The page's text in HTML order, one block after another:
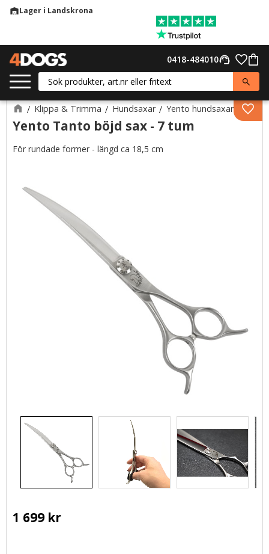
warehouseLager i Landskrona
support_agent
0418-484010
Klippa & Trimma Hundsaxar Yento hundsaxar
Yento Tanto böjd sax - 7 tum
För rundade former - längd ca 18,5 cm
1 699kr